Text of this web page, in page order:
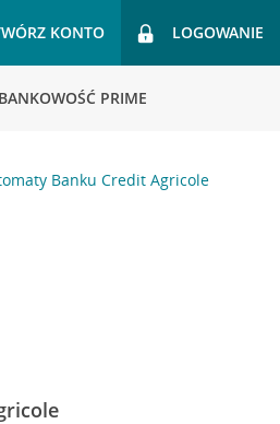
KONTO LOGOWANIE
BANKOWOŚĆ PRIME
Banku Credit Agricole